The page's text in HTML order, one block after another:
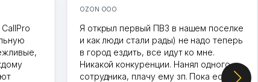
OZON ООО
Я открыл первый ПВЗ в нашем поселке
и как люди стали рады) не надо теперь
в город ездить, все идут ко мне.
Никакой конкуренции. Нанял одного
сотрудника, плачу ему зп. Пока есть